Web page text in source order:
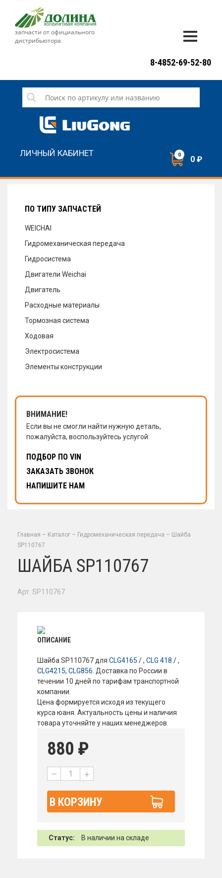
запчасти от официального
дистрибьютора
СЕРВИС
НОВОСТИ
8-4852-69-52-80
ЛИЧНЫЙ КАБИНЕТ 0 0 ₽
ПО ТИПУ ЗАПЧАСТЕЙ
WEICHAI
Гидромеханическая передача
Гидросистема
Двигатели Weichai
Двигатель
Расходные материалы
Тормозная система
Ходовая
Электросистема
Элементы конструкции
ВНИМАНИЕ!
Если вы не смогли найти нужную деталь,
пожалуйста, воспользуйтесь услугой:
ПОДБОР ПО VIN
ЗАКАЗАТЬ ЗВОНОК
НАПИШИТЕ НАМ
Главная – Каталог – Гидромеханическая передача – Шайба
SP110767
ШАЙБА SP110767
Арт. SP110767
ОПИСАНИЕ
Шайба SP110767 для CLG4165 / , CLG 418 / ,
CLG4215, CLG856 . Доставка по России в
течении 10 дней по тарифам транспортной
компании.
Цена формируется исходя из текущего
курса юаня. Актуальность цены и наличия
товара уточняйте у наших менеджеров.
880 ₽
— +
В КОРЗИНУ
Статус: В наличии на складе